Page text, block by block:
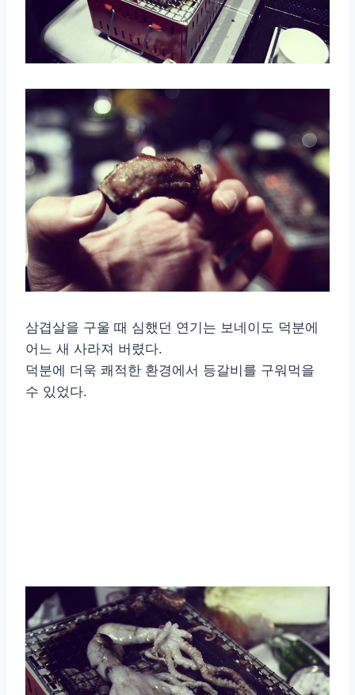
삼겹살을 구울 때 심했던 연기는 보네이도 덕분에
어느 새 사라져 버렸다.
덕분에 더욱 쾌적한 환경에서 등갈비를 구워먹을
수 있었다.